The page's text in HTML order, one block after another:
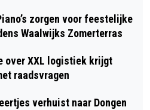
zorgen voor feestelijke
Waalwijks Zomerterras
over XXL logistiek krijgt
raadsvragen
verhuist naar Dongen